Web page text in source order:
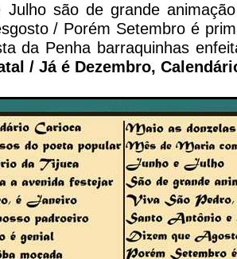
são de grande
/ Porém Setembro é
da Penha barraquinhas
/ Já é Dezembro,